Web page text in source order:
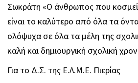
Σωκράτη «Ο άνθρωπος που
είναι το καλύτερο από όλα τα
ολόψυχα σε όλα τα μέλη της
καλή και δημιουργική σχολική
Για το Δ.Σ. της Ε.Λ.Μ.Ε. Πιερίας